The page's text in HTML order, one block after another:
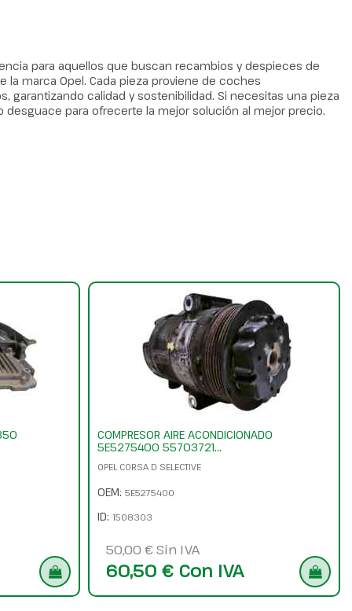
para aquellos que buscan recambios y despieces de
la marca Opel. Cada pieza proviene de coches
garantizando calidad y sostenibilidad. Si necesitas una pieza
desguace para ofrecerte la mejor solución al mejor precio.
COMPRESOR AIRE ACONDICIONADO
5E5275400 55703721...
OPEL CORSA D SELECTIVE
OEM: 5E5275400
ID: 1508303
50,00 € Sin IVA
60,50 € Con IVA